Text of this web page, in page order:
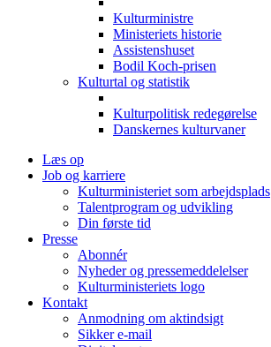
Kulturministre
Ministeriets historie
Assistenshuset
Bodil Koch-prisen
Kulturtal og statistik
Kulturpolitisk redegørelse
Danskernes kulturvaner
Læs op
Job og karriere
Kulturministeriet som arbejdsplads
Talentprogram og udvikling
Din første tid
Presse
Abonnér
Nyheder og pressemeddelelser
Kulturministeriets logo
Kontakt
Anmodning om aktindsigt
Sikker e-mail